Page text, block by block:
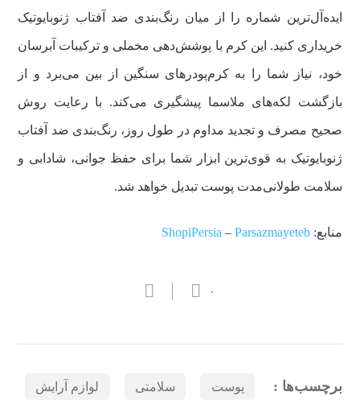
ایده‌آل‌ترین شماره را از میان رنگ‌بندی ضد آفتاب ژنوبایوتیک
خریداری کنید. این کرم با پوشش‌دهی مخملی و ترکیبات آبرسان
خود، نیاز شما را به کرم‌پودرهای سنگین از بین می‌برد و از
بازگشت لکه‌های ملاسما پیشگیری می‌کند. با رعایت روش
صحیح مصرف و تجدید مداوم در طول روز، رنگ‌بندی ضد آفتاب
ژنوبایوتیک به قوی‌ترین ابزار شما برای حفظ جوانی، شادابی و
سلامت طولانی‌مدت پوست تبدیل خواهد شد.
منابع: ShopiPersia – Parsazmayeteb
۰
برچسب‌ها : پوست سلامتی لوازم آرایش